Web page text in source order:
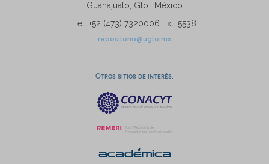
Guanajuato, Gto., México
Tel: +52 (473) 7320006 Ext. 5538
repositorio@ugto.mx
Otros sitios de interés: